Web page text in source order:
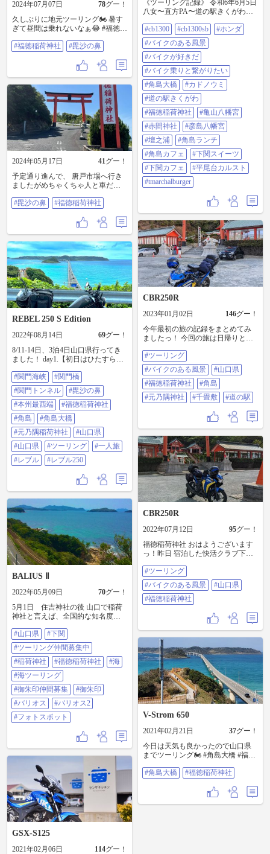
2024年07月07日 78グー！
久しぶりに地元ツーリング🏍 暑す
ぎて昼間は乗れないなぁ😂 #福徳稲
#福徳稲荷神社
#毘沙の鼻
《ツーリング記録》 令和6年6月5日
八女〜直方PA〜道の駅きくがわ〜
神社〜ALLEY〜亀山八幡宮〜赤間
神社〜彦島八幡宮〜壇之浦PA〜平
尾台カルスト〜TMARCHAL
BURGER〜南関 #cb1300 #cb1300sb
#ホンダ #バイクのある風景 #バイ
クが好きだ #バイク乗りと繋がりた
い #角島大橋 #カドノウミ #道の
駅きくがわ #福徳稲荷神社 #亀山八
幡宮 #赤間神社 #彦島八幡宮 #壇之
浦 #角島ランチ #角島カフェ #下関
スイーツ #下関カフェ #平尾台カル
スト #tmarchalburger
#cb1300 #cb1300sb
#ホンダ
#バイクのある風景
#バイクが好きだ
#バイク乗りと繋がりたい
#角島大橋
#カドノウミ
#道の駅きくがわ
#福徳稲荷神社
#亀山八幡宮
#赤間神社
#彦島八幡宮
#壇之浦
#角島ランチ
#角島カフェ
#下関スイーツ
#下関カフェ
#平尾台カルスト
#tmarchalburger
2024年05月17日 41グー！
予定通り進んで、 唐戸市場へ行き
ましたがめちゃくちゃ人と車だっ
た。 楽しそうな雰囲気でしたが…
影禁止🈲とやたら貼ってたので中
は撮っていません。 5年前に来た時
は貼ってなかったよーな… 入り口
から駐車場まで、激坂とカーブな
ので要注意です！ 下関IC🛣️から帰
宅です… ゆっくり帰るのでいつか
着くでしょう…😅 夜間は通行止め
みたいです…💁 今回の旅、おしま
いです。 ありがとうございました
👋 って、 帰宅までまだまだ続きま
と本州最西端
#毘沙の鼻 #福徳稲荷神社
CBR250R
2023年01月02日 146グー！
今年最初の旅の記録をまとめてみ
ましたっ！ 今回の旅は日帰りとい
あまり多く回ることはできません
でしたが、今年最初の出だしの日
帰りツーリングとしては楽しい旅
になったと思いますっ！(⁠^⁠^⁠)b 今年
一年、良い年になれるよう願いな
がら旅を続けていきたいと思いま
すので、本年もどうかよろしくお
のある風景 #山口県 #福徳稲荷神社
#角島 #元乃隅神社 #千畳敷 #道の駅
#ツーリング
#バイクのある風景
#山口県
#福徳稲荷神社
#角島
#元乃隅神社
#千畳敷 #道の駅
REBEL 250 S Edition
2022年08月14日 69グー！
8/11-14日、3泊4日山口県行ってき
ました！ day1.【初日はひたすら移
っている時に関門橋の下を通過し
たのでﾊﾟｼｬﾘ。(悪天候) ●夜はホテ
ル近くの居酒屋でふぐ料理を堪
能。 めちゃうまでした。 day2.【さ
あ、2日目からが本番!!】 ●朝イ
チ、関門人道トンネルを通り一瞬
だけ福岡県に上陸。 ●そしてそして
朝ごはんは唐戸市場で寿司ざんま
い、ネタがデカくてうまうまでし
た。 ●お寿司で元気を付けてそのま
ま本州最西端の地である毘沙ノ鼻
に行きました。 いずれは東西南北
制覇したいなぁ〜💭 ●お次は福徳稲
た。これで天気さえよければ... ●次
にみんな大好き角島です。 とにか
く綺麗の一言につきます!! 角島に着
いた時に晴れたり曇ったりしてい
たのですが晴れた時の海の輝きが
すごかったです。 また行きたいな
ー。 ●そして2日目最後の場所は元
乃隅稲荷神社です。 夕方の4時前く
らいに行きましたが、めちゃくち
ら回りました。渋滞並ぶだけの価
値はありました。 続く... ーーーー
ーーーーーーーーーーーーーーー
ーー day3.とday4.は分けて投稿しよ
うと思います。 ーーーーーーーー
ーーーーーーーーーーーーー #関門
海峡#関門橋#関門トンネル#毘沙ノ
鼻#本州最西端#福徳稲荷神社#角島
#角島大橋#元乃隅稲荷神社#山口県
#山口県#ツーリング#一人旅#レブ
ル#レブル250
#関門海峡
#関門橋
#関門トンネル
#毘沙の鼻
#本州最西端
#福徳稲荷神社
#角島
#角島大橋
#元乃隅稲荷神社
#山口県
#山口県
#ツーリング
#一人旅
#レブル
#レブル250
CBR250R
2022年07月12日 95グー！
福徳稲荷神社 おはようございます
っ！昨日 宿泊した快活クラブ下関
此処『福徳稲荷神社』に立ち寄っ
ています。 これから、ゆっくり山
口県内を回ってみたいと思います
っ！ #ツーリング #バイクのある風
#ツーリング
#バイクのある風景
#山口県
#福徳稲荷神社
BALIUS Ⅱ
2022年05月09日 70グー！
5月1日 住吉神社の後 山口で稲荷
神社と言えば、全国的な知名度だ
し、ここ福徳稲荷神社の景色も引
けを取らない（この後元隅稲荷も
行く） やっぱりこっちの海の色は
いいね〜 カメラの性能悪いので彩
度上げてますが、ほぼ肉眼でもこ
の色 ここにも1000本鳥居あって、
奥には奥の院と絶景（写真1、8、
9） 山口の海沿い走る際は立ち寄り
おすすめ もちろん御朱印も頂きま
した（写真枚数制限で上げれず） #
山口県 #下関 #ツーリング仲間募集
#山口県
#下関
#ツーリング仲間募集中
#稲荷神社
#福徳稲荷神社
#海
#海ツーリング
#御朱印仲間募集
#御朱印
#バリオス
#バリオス2
#フォトスポット
V-Strom 650
2021年02月21日 37グー！
今日は天気も良かったので山口県
までツーリング🏍️ #角島大橋 #福徳
#角島大橋
#福徳稲荷神社
GSX-S125
2021年02月06日 114グー！